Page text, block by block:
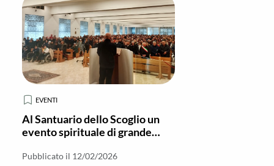
EVENTI
Al Santuario dello Scoglio un
evento spirituale di grande
Pubblicato il 12/02/2026